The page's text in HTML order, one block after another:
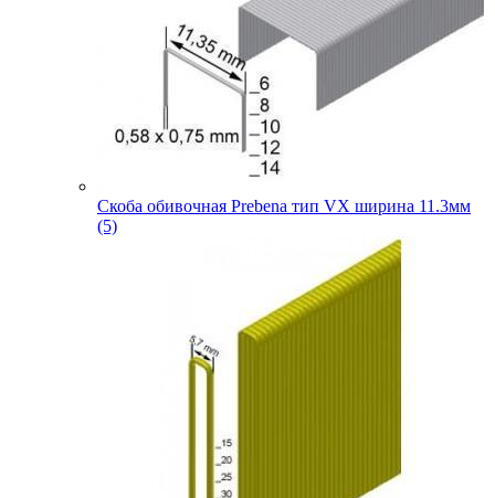
Скоба обивочная Prebena тип VX ширина 11.3мм
(5)